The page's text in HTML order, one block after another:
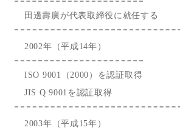
田邊壽廣が代表取締役に就任する
2002年（平成14年）
ISO 9001（2000）を認証取得
JIS Q 9001を認証取得
2003年（平成15年）